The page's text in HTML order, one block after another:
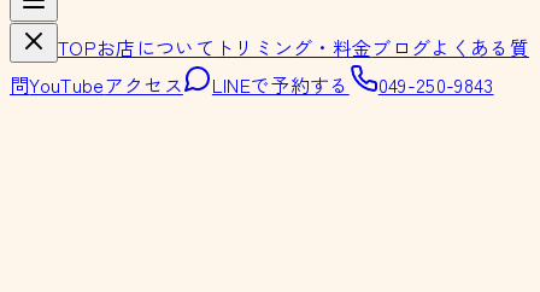
TOPお店について トリミング・料金ブログよくある質
問YouTubeアクセス LINEで予約する 049-250-9843